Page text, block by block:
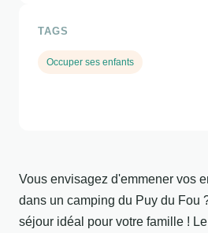
Vous envisagez d'emmener vos
dans un camping du Puy du Fou
séjour idéal pour votre famille !
TAGS
Occuper ses enfants